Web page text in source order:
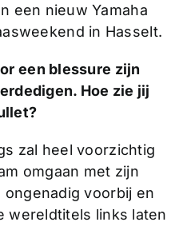
een nieuw Yamaha
in Hasselt.
een blessure zijn
Hoe zie jij
zal heel voorzichtig
omgaan met zijn
ongenadig voorbij en
wereldtitels links laten